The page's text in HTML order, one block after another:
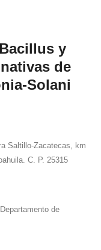
y
de
Solani
Saltillo-Zacatecas, km
C. P. 25315
de